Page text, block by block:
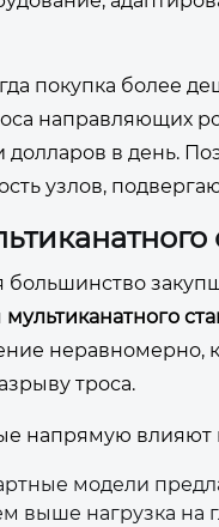
покупка более
направляющих
в день.
узлов,
мультиканатного
неравномерно,
троса.
напрямую влияют
модели
нагрузка на